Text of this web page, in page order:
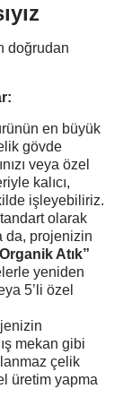
doğrudan
en büyük
gövde
veya özel
kalıcı,
işleyebiliriz.
olarak
da, projenizin
Atık”
yeniden
5’li özel
mekan gibi
çelik
üretim yapma